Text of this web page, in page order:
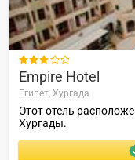

Empire Hotel
Египет, Хургада
Этот отель
Хургады.